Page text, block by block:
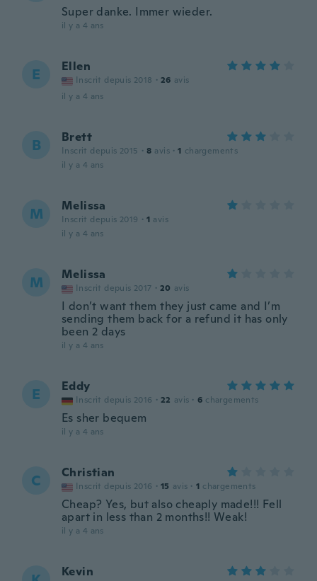
Super danke. Immer wieder.
il y a 4 ans
E Ellen
Inscrit depuis 2018 · 26 avis
il y a 4 ans
B Brett
Inscrit depuis 2015 · 8 avis · 1 chargements
il y a 4 ans
M Melissa
Inscrit depuis 2019 · 1 avis
il y a 4 ans
M Melissa
Inscrit depuis 2017 · 20 avis
I don’t want them they just came and I’m
sending them back for a refund it has only
been 2 days
il y a 4 ans
E Eddy
Inscrit depuis 2016 · 22 avis · 6 chargements
Es sher bequem
il y a 4 ans
C Christian
Inscrit depuis 2016 · 15 avis · 1 chargements
Cheap? Yes, but also cheaply made!!! Fell
apart in less than 2 months!! Weak!
il y a 4 ans
Kevin